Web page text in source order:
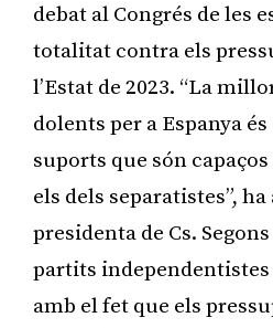
debat al Congrés de les
totalitat contra els
l’Estat de 2023. “La
dolents per a Espanya
suports que són
els dels separatistes”,
presidenta de Cs.
partits independentistes
amb el fet que els